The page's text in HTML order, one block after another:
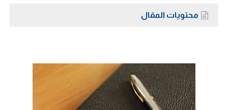
محتويات المقال